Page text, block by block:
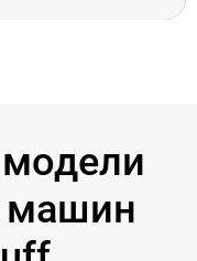
машин